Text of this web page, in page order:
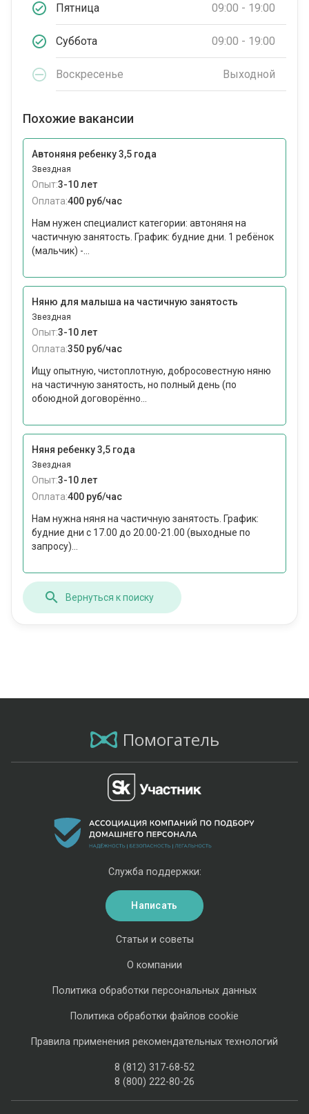
Пятница 09:00 - 19:00
Суббота 09:00 - 19:00
Воскресенье Выходной
Похожие вакансии
Автоняня ребенку 3,5 года
Звездная
Опыт:3-10 лет
Оплата:400 руб/час
Нам нужен специалист категории: автоняня на
частичную занятость. График: будние дни. 1 ребёнок
(мальчик) -...
Няню для малыша на частичную занятость
Звездная
Опыт:3-10 лет
Оплата:350 руб/час
Ищу опытную, чистоплотную, добросовестную няню
на частичную занятость, но полный день (по
обоюдной договорённо...
Няня ребенку 3,5 года
Звездная
Опыт:3-10 лет
Оплата:400 руб/час
Нам нужна няня на частичную занятость. График:
будние дни с 17.00 до 20.00-21.00 (выходные по
запросу)...
Вернуться к поиску
Помогатель
Статьи и советы
О компании
Политика обработки персональных данных
Политика обработки файлов cookie
Правила применения рекомендательных технологий
8 (812) 317-68-52
8 (800) 222-80-26
Служба поддержки:
Написать